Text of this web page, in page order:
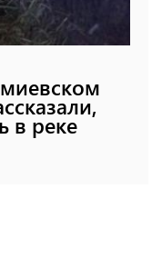
в реке